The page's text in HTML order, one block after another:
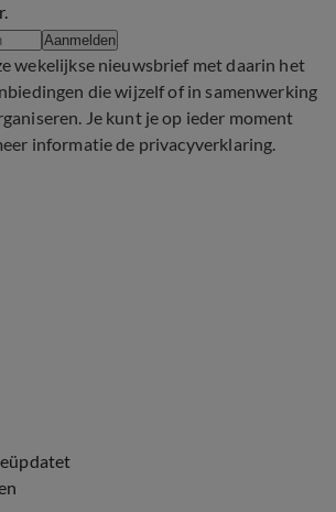
Aanmelden
wekelijkse nieuwsbrief met daarin het
die wijzelf of in samenwerking
Je kunt je op ieder moment
informatie de privacyverklaring.